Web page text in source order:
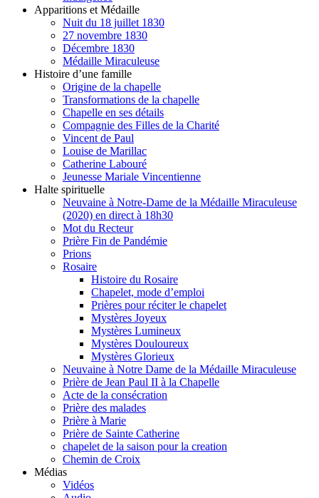
Apparitions et Médaille
Nuit du 18 juillet 1830
27 novembre 1830
Décembre 1830
Médaille Miraculeuse
Histoire d’une famille
Origine de la chapelle
Transformations de la chapelle
Chapelle en ses détails
Compagnie des Filles de la Charité
Vincent de Paul
Louise de Marillac
Catherine Labouré
Jeunesse Mariale Vincentienne
Halte spirituelle
Neuvaine à Notre-Dame de la Médaille Miraculeuse
(2020) en direct à 18h30
Mot du Recteur
Prière Fin de Pandémie
Prions
Rosaire
Histoire du Rosaire
Chapelet, mode d’emploi
Prières pour réciter le chapelet
Mystères Joyeux
Mystères Lumineux
Mystères Douloureux
Mystères Glorieux
Neuvaine à Notre Dame de la Médaille Miraculeuse
Prière de Jean Paul II à la Chapelle
Acte de la consécration
Prière des malades
Prière à Marie
Prière de Sainte Catherine
chapelet de la saison pour la creation
Chemin de Croix
Médias
Vidéos